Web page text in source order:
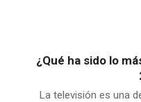
¿Qué ha sido lo
La televisión es una